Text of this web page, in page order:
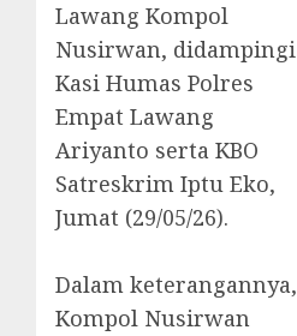
Lawang Kompol
Nusirwan, didampingi
Kasi Humas Polres
Empat Lawang
Ariyanto serta KBO
Satreskrim Iptu Eko,
Jumat (29/05/26).
‎Dalam keterangannya,
Kompol Nusirwan